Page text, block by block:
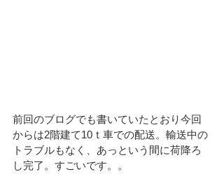
前回のブログでも書いていたとおり今回
からは2階建て10ｔ車での配送。輸送中の
トラブルもなく、あっという間に荷降ろ
し完了。すごいです。。